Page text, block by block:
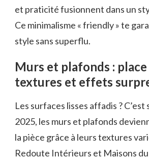
et praticité fusionnent dans un
Ce minimalisme « friendly » te
style sans superflu.
Murs et plafonds :
textures et effets
Les surfaces lisses affadis ? C’est
2025, les murs et plafonds
la pièce grâce à leurs textures
Redoute Intérieurs et Maisons